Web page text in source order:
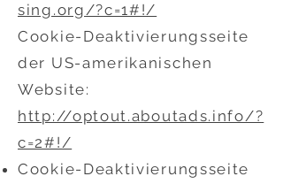
sing.org/?c=1#!/
Cookie-Deaktivierungsseite
der US-amerikanischen
Website:
http://optout.aboutads.info/?
c=2#!/
Cookie-Deaktivierungsseite